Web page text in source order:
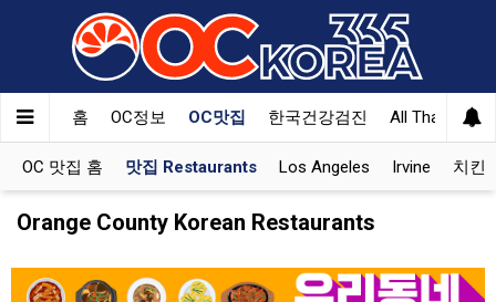
홈 OC정보 OC맛집 한국건강검진 All That Korea
OC 맛집 홈 맛집 Restaurants Los Angeles Irvine 치킨
Orange County Korean Restaurants